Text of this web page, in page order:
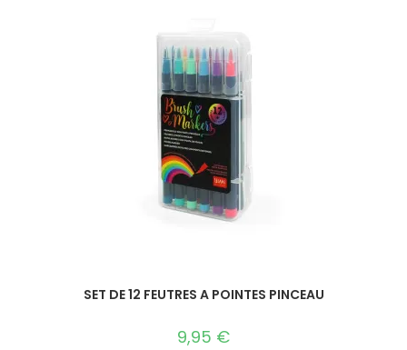
SET DE 12 FEUTRES A POINTES PINCEAU
9,95 €